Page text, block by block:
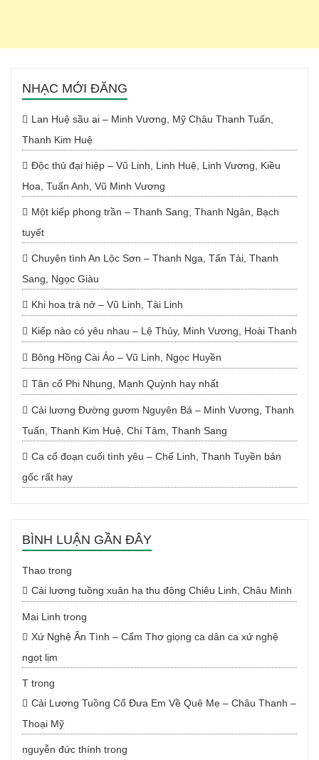
NHẠC MỚI ĐĂNG
Lan Huệ sầu ai – Minh Vương, Mỹ Châu Thanh Tuấn,
Thanh Kim Huệ
Độc thủ đại hiệp – Vũ Linh, Linh Huệ, Linh Vương, Kiều
Hoa, Tuấn Anh, Vũ Minh Vương
Một kiếp phong trần – Thanh Sang, Thanh Ngân, Bạch
tuyết
Chuyện tình An Lộc Sơn – Thanh Nga, Tấn Tài, Thanh
Sang, Ngọc Giàu
Khi hoa trà nở – Vũ Linh, Tài Linh
Kiếp nào có yêu nhau – Lệ Thủy, Minh Vương, Hoài Thanh
Bông Hồng Cài Áo – Vũ Linh, Ngọc Huyền
Tân cổ Phi Nhung, Mạnh Quỳnh hay nhất
Cải lương Đường gươm Nguyên Bá – Minh Vương, Thanh
Tuấn, Thanh Kim Huệ, Chí Tâm, Thanh Sang
Ca cổ đoạn cuối tình yêu – Chế Linh, Thanh Tuyền bản
gốc rất hay
BÌNH LUẬN GẦN ĐÂY
Thao trong
Cải lương tuồng xuân hạ thu đông Chiêu Linh, Châu Minh
Mai Linh trong
Xứ Nghệ Ân Tình – Cẩm Thơ giọng ca dân ca xứ nghệ
ngọt lịm
T trong
Cải Lương Tuồng Cổ Đưa Em Về Quê Mẹ – Châu Thanh –
Thoại Mỹ
nguyễn đức thính trong